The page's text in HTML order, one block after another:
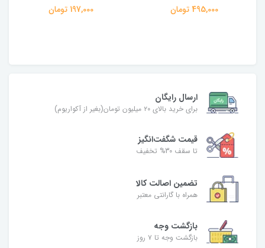
495,000 تومان 197,000 تومان
ارسال رایگان
برای خرید بالای ۲۰ میلیون تومان(بغیر از آکواریوم)
قیمت شگفت‌انگیز
تا سقف 30% تخفیف
تضمین اصالت کالا
همراه با گارانتی معتبر
بازگشت وجه
بازگشت وجه تا ۷ روز